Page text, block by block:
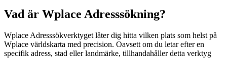
Vad är Wplace Adresssökning?
Wplace Adresssökverktyget låter dig hitta vilken plats som helst på
Wplace världskarta med precision. Oavsett om du letar efter en
specifik adress, stad eller landmärke, tillhandahåller detta verktyg